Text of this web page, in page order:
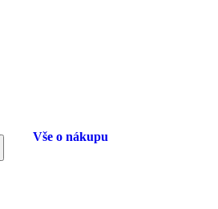
Vše o nákupu